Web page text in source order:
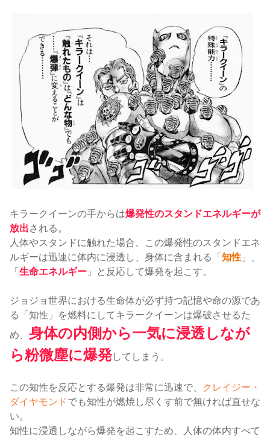
キラークイーンの手からは爆発性のスタンドエネルギーが
放出される。
人体やスタンドに触れた場合、この爆発性のスタンドエネ
ルギーは迅速に体内に浸透し、身体に含まれる「知性 」、
「生命エネルギー 」と反応して爆発を起こす。
ジョジョ世界における生命体が必ず持つ記憶や命の源であ
る「知性」を燃料にしてキラークイーンは爆破させるた
め、 身体の内側から一気に浸透しなが
ら粉微塵に爆発してしまう。
この知性を反応とする爆発は非常に迅速で、 クレイジー・
ダイヤモンドでも知性が燃焼し尽くす前で無ければ直せな
い。
知性に浸透しながら爆発を起こすため、人体の体内すべて